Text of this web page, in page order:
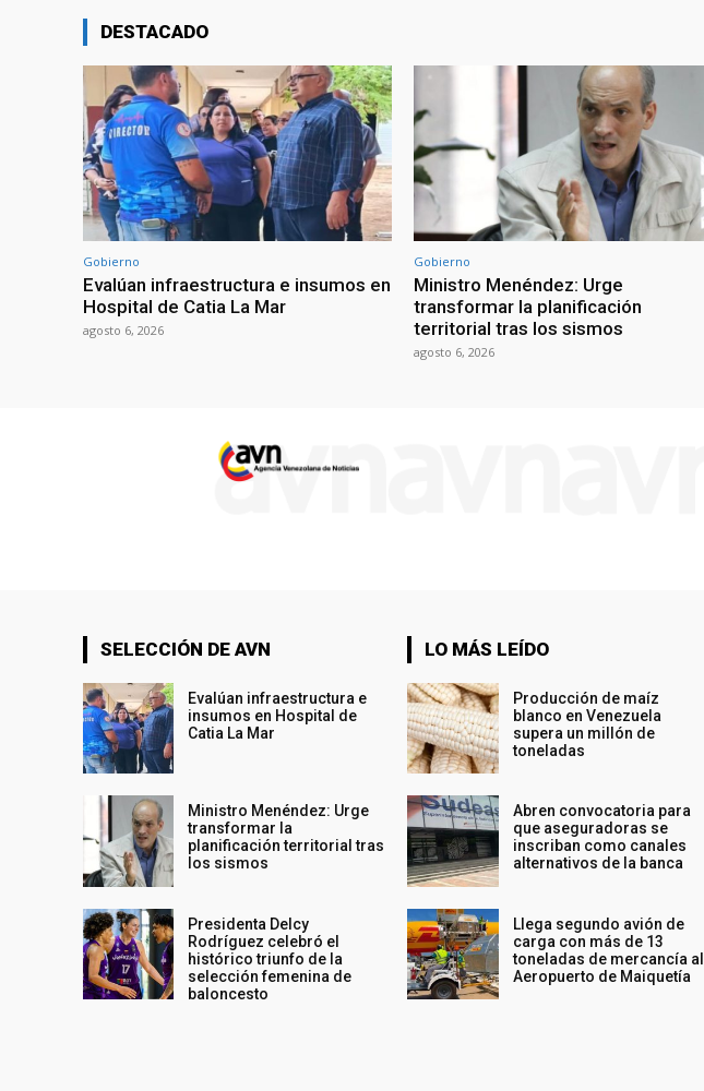
DESTACADO
Gobierno
Evalúan infraestructura e insumos en
Hospital de Catia La Mar
agosto 6, 2026
Gobierno
Ministro Menéndez: Urge
transformar la planificación
territorial tras los sismos
agosto 6, 2026
SELECCIÓN DE AVN
Evalúan infraestructura e
insumos en Hospital de
Catia La Mar
Ministro Menéndez: Urge
transformar la
planificación territorial tras
los sismos
Presidenta Delcy
Rodríguez celebró el
histórico triunfo de la
selección femenina de
baloncesto
LO MÁS LEÍDO
Producción de maíz
blanco en Venezuela
supera un millón de
toneladas
Abren convocatoria para
que aseguradoras se
inscriban como canales
alternativos de la banca
Llega segundo avión de
carga con más de 13
toneladas de mercancía al
Aeropuerto de Maiquetía